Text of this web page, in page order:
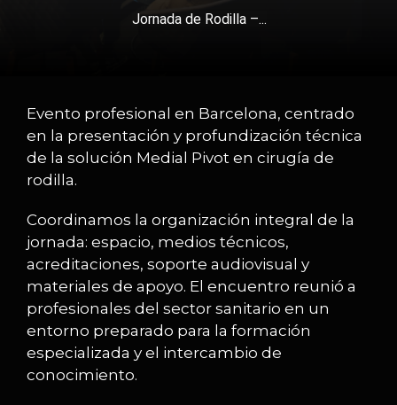
Jornada de Rodilla –...
Evento profesional en Barcelona, centrado
en la presentación y profundización técnica
de la solución Medial Pivot en cirugía de
rodilla.
Coordinamos la organización integral de la
jornada: espacio, medios técnicos,
acreditaciones, soporte audiovisual y
materiales de apoyo. El encuentro reunió a
profesionales del sector sanitario en un
entorno preparado para la formación
especializada y el intercambio de
conocimiento.